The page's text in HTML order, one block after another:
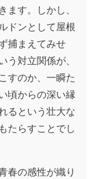
す。しかし、
ドンとして屋根
捕まえてみせ
対立関係が、
すのか、一瞬た
頃からの深い縁
るという壮大な
たらすことでし
春の感性が織り